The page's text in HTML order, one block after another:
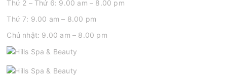
Thứ 2 – Thứ 6: 9.00 am – 8.00 pm
Thứ 7: 9.00 am – 8.00 pm
Chủ nhật: 9.00 am – 8.00 pm